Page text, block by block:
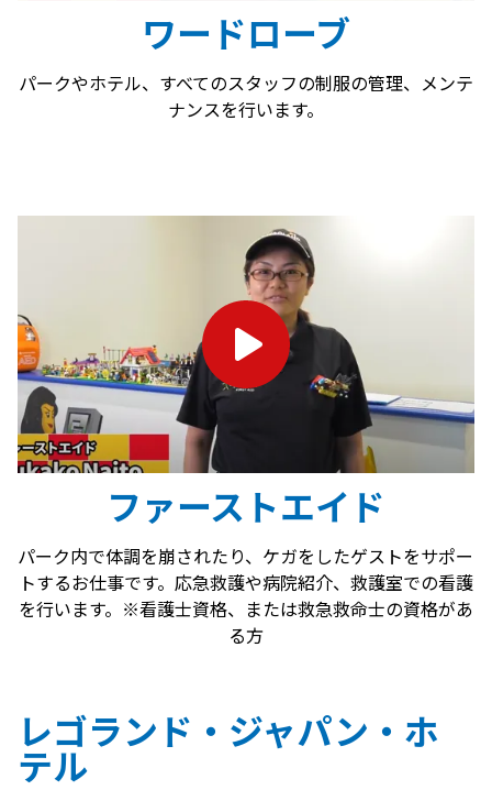
ワードローブ
パークやホテル、すべてのスタッフの制服の管理、メンテ
ナンスを行います。
ファーストエイド
パーク内で体調を崩されたり、ケガをしたゲストをサポー
トするお仕事です。応急救護や病院紹介、救護室での看護
を行います。※看護士資格、または救急救命士の資格があ
る方
レゴランド・ジャパン・ホ
テル